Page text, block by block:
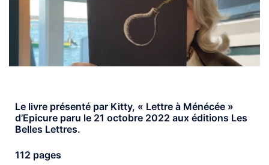
Le livre présenté par Kitty, « Lettre à Ménécée »
d’Epicure paru le 21 octobre 2022 aux éditions Les
Belles Lettres.
112 pages